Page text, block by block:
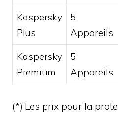
Kaspersky
Plus
5
Appareils
Kaspersky
Premium
5
Appareils
(*) Les prix pour la